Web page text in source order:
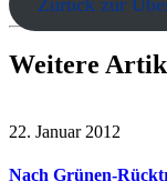
Zurück zur
Weitere
22. Januar 2012
Nach Grünen-